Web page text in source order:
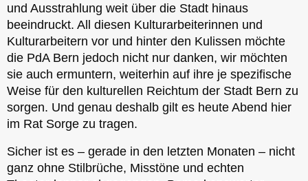
und Ausstrahlung weit über die Stadt hinaus
beeindruckt. All diesen Kulturarbeiterinnen und
Kulturarbeitern vor und hinter den Kulissen möchte
die PdA Bern jedoch nicht nur danken, wir möchten
sie auch ermuntern, weiterhin auf ihre je spezifische
Weise für den kulturellen Reichtum der Stadt Bern zu
sorgen. Und genau deshalb gilt es heute Abend hier
im Rat Sorge zu tragen.
Sicher ist es – gerade in den letzten Monaten – nicht
ganz ohne Stilbrüche, Misstöne und echten